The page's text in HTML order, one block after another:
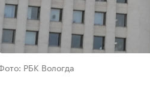
РБК Вологда